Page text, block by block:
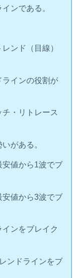
ンである。
ンド（目線）
インの役割が
・リトレース
がある。
値から1波でブ
値から3波でブ
ンをブレイク
ンドラインをブ